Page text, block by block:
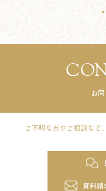
お
ご不明な点やご相談など、
資料請